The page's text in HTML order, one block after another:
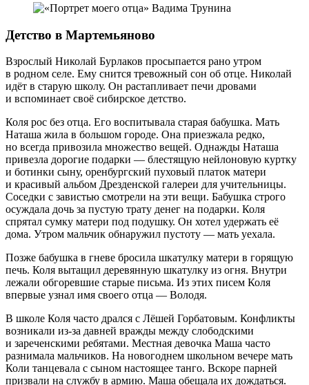
Детство в Мартемьяново
Взрослый Николай Бурлаков просыпается рано утром
в родном селе. Ему снится тревожный сон об отце. Николай
идёт в старую школу. Он растапливает печи дровами
и вспоминает своё сибирское детство.
Коля рос без отца. Его воспитывала старая бабушка. Мать
Наташа жила в большом городе. Она приезжала редко,
но всегда привозила множество вещей. Однажды Наташа
привезла дорогие подарки — блестящую нейлоновую куртку
и ботинки сыну, оренбургский пуховый платок матери
и красивый альбом Дрезденской галереи для учительницы.
Соседки с завистью смотрели на эти вещи. Бабушка строго
осуждала дочь за пустую трату денег на подарки. Коля
спрятал сумку матери под подушку. Он хотел удержать её
дома. Утром мальчик обнаружил пустоту — мать уехала.
Позже бабушка в гневе бросила шкатулку матери в горящую
печь. Коля вытащил деревянную шкатулку из огня. Внутри
лежали обгоревшие старые письма. Из этих писем Коля
впервые узнал имя своего отца — Володя.
В школе Коля часто дрался с Лёшей Горбатовым. Конфликты
возникали из-за давней вражды между слободскими
и зареченскими ребятами. Местная девочка Маша часто
разнимала мальчиков. На новогоднем школьном вечере мать
Коли танцевала с сыном настоящее танго. Вскоре парней
призвали на службу в армию. Маша обещала их дождаться.